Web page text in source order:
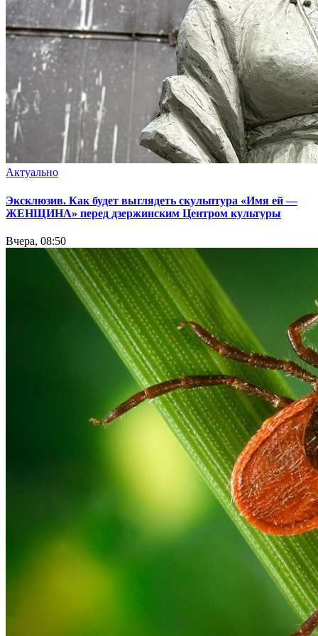
Актуально
Эксклюзив. Как будет выглядеть скульптура «Имя ей —
ЖЕНЩИНА» перед дзержинским Центром культуры
Вчера, 08:50